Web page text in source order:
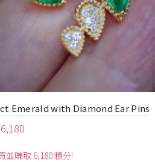
Bow Style Emerald Bracelet
20,000
並賺取 20,000 積分!